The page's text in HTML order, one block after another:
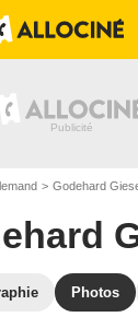
Godehard
Photos